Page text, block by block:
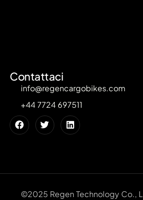
Contattaci
info@regencargobikes.com
+44 7724 697511
©2025 Regen Technology Co.,